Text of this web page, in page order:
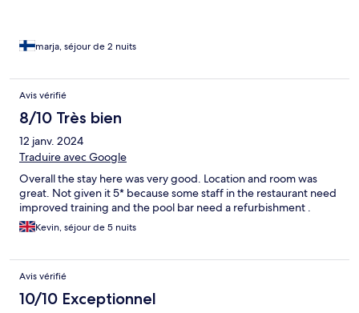
marja, séjour de 2 nuits
Avis vérifié
8/10 Très bien
12 janv. 2024
Traduire avec Google
Overall the stay here was very good. Location and room was
great. Not given it 5* because some staff in the restaurant need
improved training and the pool bar need a refurbishment .
Kevin, séjour de 5 nuits
Avis vérifié
10/10 Exceptionnel